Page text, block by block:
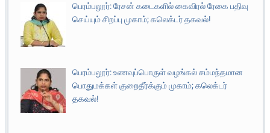
பெரம்பலூர்: ரேசன் கடைகளில் கைவிரல் ரேகை பதிவு
செய்யும் சிறப்பு முகாம்; கலெக்டர் தகவல்!
பெரம்பலூர்: உணவுப்பொருள் வழங்கல் சம்மந்தமான
பொதுமக்கள் குறைதீர்க்கும் முகாம்; கலெக்டர்
தகவல்!